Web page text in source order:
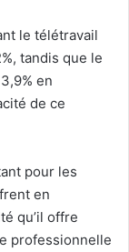
le télétravail
tandis que le
en
de ce
pour les
en
qu’il offre
professionnelle